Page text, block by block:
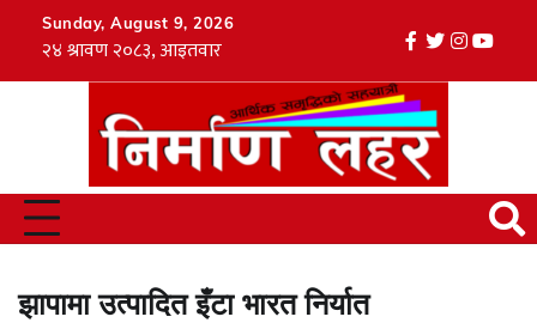
Sunday, August 9, 2026
facebook
twitter
झापामा उत्पादित इँटा भारत निर्यात